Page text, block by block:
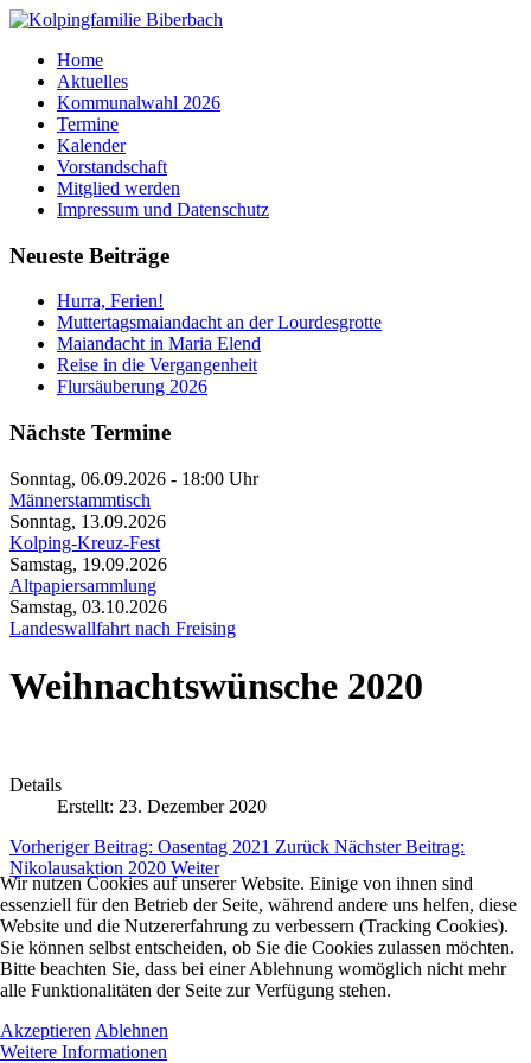
Home
Aktuelles
Kommunalwahl 2026
Termine
Kalender
Vorstandschaft
Mitglied werden
Impressum und Datenschutz
Neueste Beiträge
Hurra, Ferien!
Muttertagsmaiandacht an der Lourdesgrotte
Maiandacht in Maria Elend
Reise in die Vergangenheit
Flursäuberung 2026
Nächste Termine
Sonntag, 06.09.2026 - 18:00 Uhr
Männerstammtisch
Sonntag, 13.09.2026
Kolping-Kreuz-Fest
Samstag, 19.09.2026
Altpapiersammlung
Samstag, 03.10.2026
Landeswallfahrt nach Freising
Weihnachtswünsche 2020
Details
Erstellt: 23. Dezember 2020
Vorheriger Beitrag: Oasentag 2021 Zurück Nächster Beitrag:
Nikolausaktion 2020 Weiter
Wir nutzen Cookies auf unserer Website. Einige von ihnen sind
essenziell für den Betrieb der Seite, während andere uns helfen, diese
Website und die Nutzererfahrung zu verbessern (Tracking Cookies).
Sie können selbst entscheiden, ob Sie die Cookies zulassen möchten.
Bitte beachten Sie, dass bei einer Ablehnung womöglich nicht mehr
alle Funktionalitäten der Seite zur Verfügung stehen.
Akzeptieren Ablehnen
Weitere Informationen